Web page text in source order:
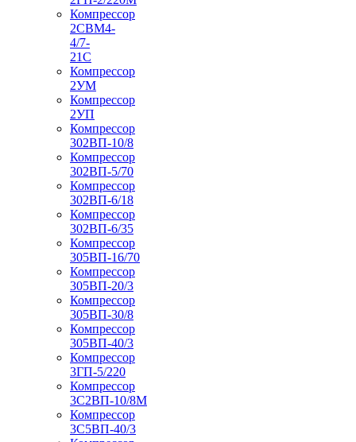
Компрессор
2СВМ4-
4/7-
21С
Компрессор
2УМ
Компрессор
2УП
Компрессор
302ВП-10/8
Компрессор
302ВП-5/70
Компрессор
302ВП-6/18
Компрессор
302ВП-6/35
Компрессор
305ВП-16/70
Компрессор
305ВП-20/3
Компрессор
305ВП-30/8
Компрессор
305ВП-40/3
Компрессор
3ГП-5/220
Компрессор
3С2ВП-10/8М
Компрессор
3С5ВП-40/3